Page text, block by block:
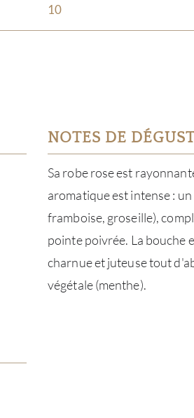
10
NOTES DE
Sa robe rose est
aromatique est intense :
framboise, groseille),
pointe poivrée. La bouche
charnue et juteuse tout
végétale (menthe).